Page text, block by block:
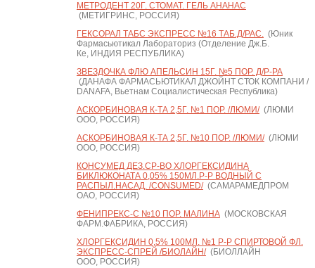
МЕТРОДЕНТ 20Г. СТОМАТ. ГЕЛЬ АНАНАС
(МЕТИГРИНС, РОССИЯ)
ГЕКСОРАЛ ТАБС ЭКСПРЕСС №16 ТАБ.Д/РАС.(Юник
Фармасьютикал Лабораториз (Отделение Дж.Б.
Ке, ИНДИЯ РЕСПУБЛИКА)
ЗВЕЗДОЧКА ФЛЮ АПЕЛЬСИН 15Г. №5 ПОР. Д/Р-РА
(ДАНАФА ФАРМАСЬЮТИКАЛ ДЖОЙНТ СТОК КОМПАНИ /
DANAFA, Вьетнам Социалистическая Республика)
АСКОРБИНОВАЯ К-ТА 2,5Г. №1 ПОР. /ЛЮМИ/(ЛЮМИ
ООО, РОССИЯ)
АСКОРБИНОВАЯ К-ТА 2,5Г. №10 ПОР. /ЛЮМИ/(ЛЮМИ
ООО, РОССИЯ)
КОНСУМЕД ДЕЗ.СР-ВО ХЛОРГЕКСИДИНА
БИКЛЮКОНАТА 0,05% 150МЛ.Р-Р ВОДНЫЙ С
РАСПЫЛ.НАСАД. /CONSUMED/(САМАРАМЕДПРОМ
ОАО, РОССИЯ)
ФЕНИПРЕКС-С №10 ПОР. МАЛИНА(МОСКОВСКАЯ
ФАРМ.ФАБРИКА, РОССИЯ)
ХЛОРГЕКСИДИН 0,5% 100МЛ. №1 Р-Р СПИРТОВОЙ ФЛ.
ЭКСПРЕСС-СПРЕЙ /БИОЛАЙН/(БИОЛЛАЙН
ООО, РОССИЯ)